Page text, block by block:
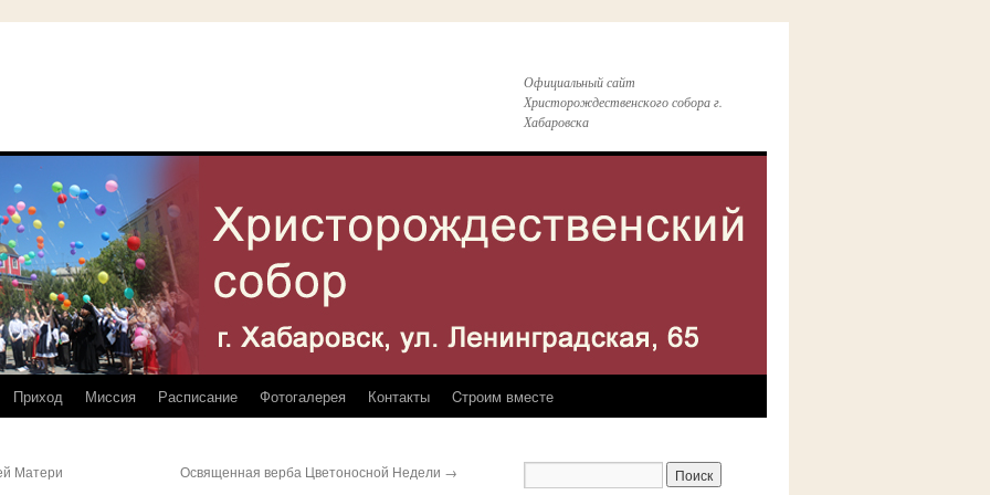
Официальный сайт
Христорождественского собора г.
Хабаровска
Приход Миссия Расписание Фотогалерея Контакты Cтроим вместе
Матери
Освященная верба Цветоносной Недели →